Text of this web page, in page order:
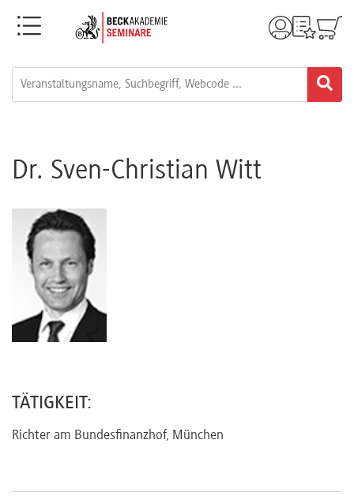
Menü
Webinare
Learnings
Dr. Sven-Christian Witt
TÄTIGKEIT:
Richter am Bundesfinanzhof, München